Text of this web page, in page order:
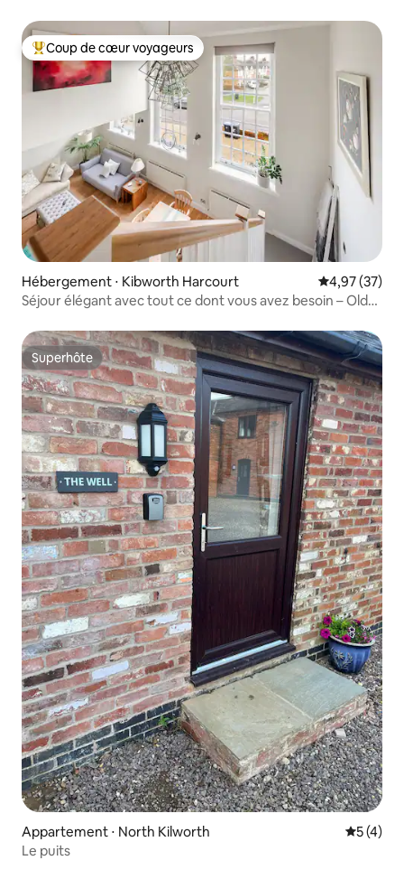
Coups de cœur voyageurs les plus appréciés
Coup de cœur voyageurs
Hébergement ⋅ Kibworth Harcourt Évaluation
4,97 (37)
Séjour élégant avec tout ce dont vous avez besoin – Old
Superhôte
Superhôte
Appartement ⋅ North Kilworth
5 (4)
Le puits